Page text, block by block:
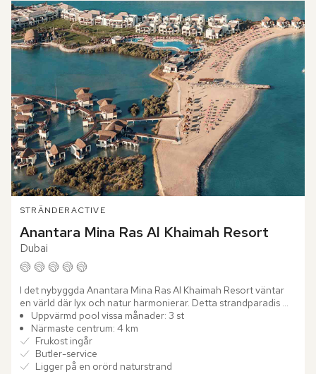
STRÄNDERACTIVE
Anantara Mina Ras Al Khaimah Resort
Dubai
I det nybyggda Anantara Mina Ras Al Khaimah Resort väntar
en värld där lyx och natur harmonierar. Detta strandparadis
ligger på en privat halvö med en gyllene sandstrand och
bjuder...
Uppvärmd pool vissa månader: 3 st
Närmaste centrum: 4 km
Frukost ingår
Butler-service
Ligger på en orörd naturstrand